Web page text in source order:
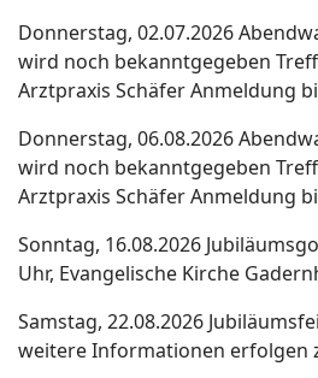
Donnerstag, 02.07.2026
wird noch bekanntgegeben
Arztpraxis SchäferAnmeldung
Donnerstag, 06.08.2026
wird noch bekanntgegeben
Arztpraxis SchäferAnmeldung
Sonntag, 16.08.2026
Uhr, Evangelische Kirche
Samstag, 22.08.2026
weitere Informationen erfolgen